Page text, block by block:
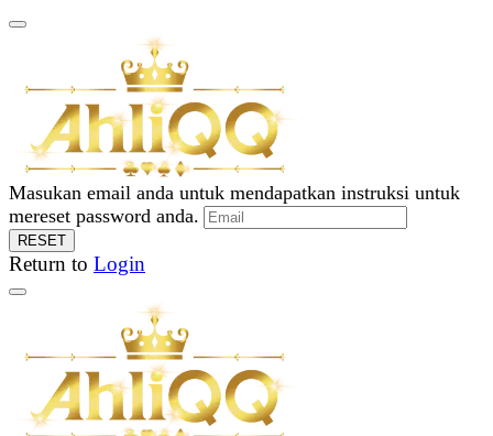
Masukan email anda untuk mendapatkan instruksi untuk
mereset password anda.
RESET
Return to Login